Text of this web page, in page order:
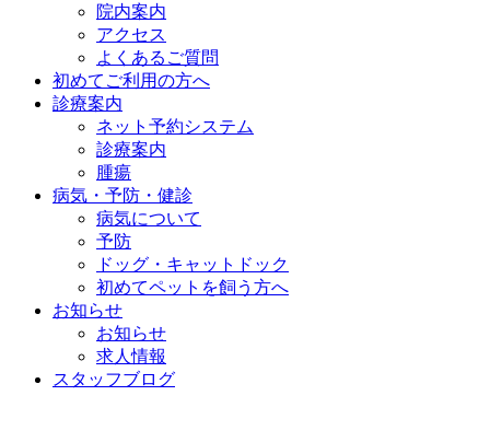
院内案内
アクセス
よくあるご質問
初めてご利用の方へ
診療案内
ネット予約システム
診療案内
腫瘍
病気・予防・健診
病気について
予防
ドッグ・キャットドック
初めてペットを飼う方へ
お知らせ
お知らせ
求人情報
スタッフブログ